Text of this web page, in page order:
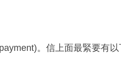
。信上面最緊要有